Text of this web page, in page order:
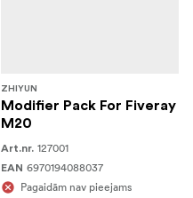
ZHIYUN
Modifier Pack For Fiveray
M20
Art.nr. 127001
EAN 6970194088037
Pagaidām nav pieejams